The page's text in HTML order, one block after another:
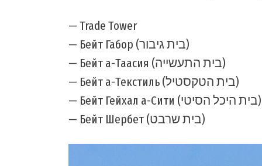
— Trade Tower
— Бейт Габор (בית גיבור)
— Бейт а-Таасия (בית התעשייה)
— Бейт а-Текстиль (בית הטקסטיל)
— Бейт Гейхал а-Сити (בית היכל הסיטי)
— Бейт Шербет (בית שרבט)